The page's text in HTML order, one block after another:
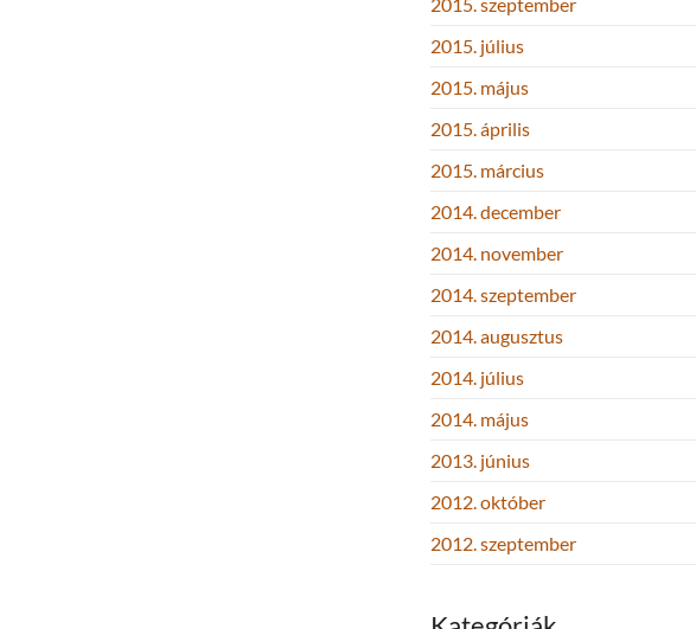
2015. július
2015. május
2015. április
2015. március
2014. december
2014. november
2014. szeptember
2014. augusztus
2014. július
2014. május
2013. június
2012. október
2012. szeptember